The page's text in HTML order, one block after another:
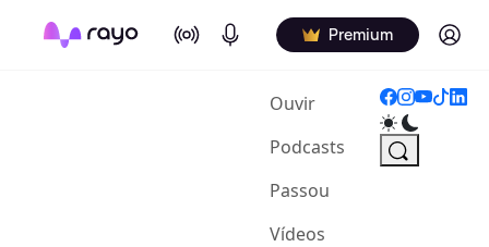
On Air Podcasts Premium Log in
Ouvir(current)
Podcasts
Passou
Vídeos